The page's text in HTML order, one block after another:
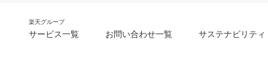
楽天グループ
サービス一覧 お問い合わせ一覧 サステナビリティ